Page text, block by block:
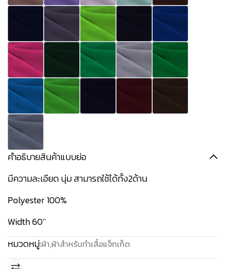
คำอธิบายสินค้าแบบย่อ
มีความละเอียด นุ่ม สามารถใช้ได้ทั้ง2ด้าน
Polyester 100%
Width 60''
หมวดหมู่:ผ้า,ผ้าสำหรับทำเสื้อแจ็กเก็ต